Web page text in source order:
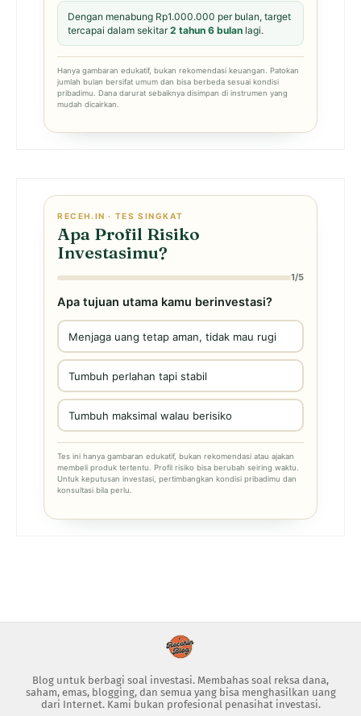
Dengan menabung Rp1.000.000 per bulan, target
tercapai dalam sekitar2 tahun 6 bulan lagi.
Hanya gambaran edukatif, bukan rekomendasi keuangan. Patokan
jumlah bulan bersifat umum dan bisa berbeda sesuai kondisi
pribadimu. Dana darurat sebaiknya disimpan di instrumen yang
mudah dicairkan.
RECEH.IN · TES SINGKAT
Apa Profil Risiko
Investasimu?
1/5
Apa tujuan utama kamu berinvestasi?
Menjaga uang tetap aman, tidak mau rugi
Tumbuh perlahan tapi stabil
Tumbuh maksimal walau berisiko
Tes ini hanya gambaran edukatif, bukan rekomendasi atau ajakan
membeli produk tertentu. Profil risiko bisa berubah seiring waktu.
Untuk keputusan investasi, pertimbangkan kondisi pribadimu dan
konsultasi bila perlu.
Blog untuk berbagi soal investasi. Membahas soal reksa dana,
saham, emas, blogging, dan semua yang bisa menghasilkan uang
dari Internet. Kami bukan profesional penasihat investasi.